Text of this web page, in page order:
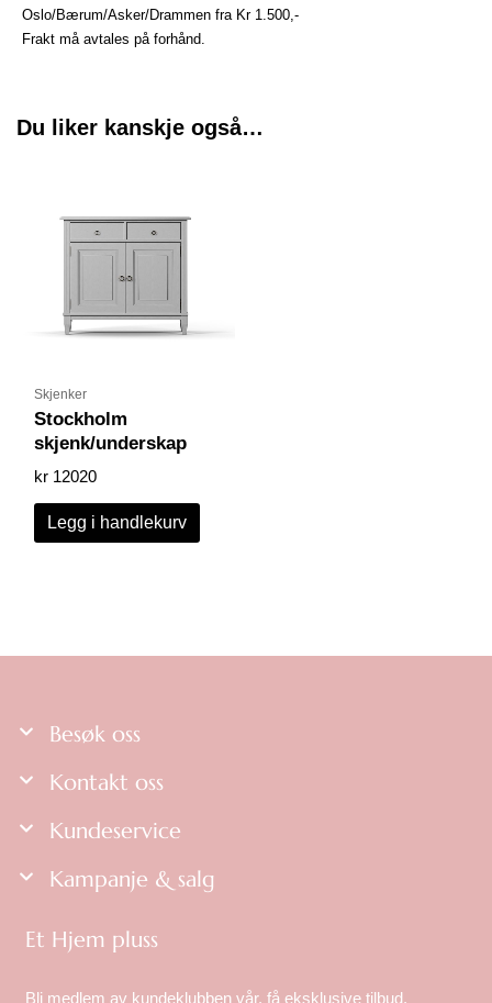
Oslo/Bærum/Asker/Drammen fra Kr 1.500,-
Frakt må avtales på forhånd.
Du liker kanskje også…
Skjenker
Stockholm
skjenk/underskap
kr 12020
Legg i handlekurv
Besøk oss
Kontakt oss
Kundeservice
Kampanje & salg
Et Hjem pluss
Bli medlem av kundeklubben vår, få eksklusive tilbud,